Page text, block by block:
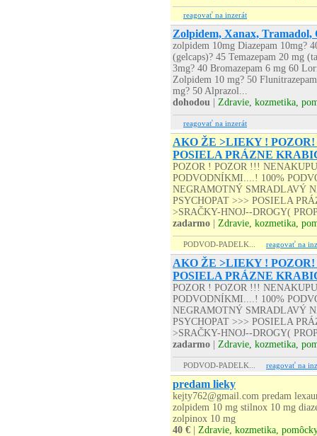
reagovať na inzerát
Zolpidem, Xanax, Tramadol,
zolpidem 10mg Diazepam 10mg?
(gelcaps)? 45 Temazepam 20 mg
3mg? 40 Bromazepam 6 mg 60
Zolpidem 10 mg? 50
mg? 50 Alprazol...
dohodou
Zdravie, kozmetika,
reagovať na inzerát
AKO ŽE >LIEKY !
POSIELA PRÁZNE
POZOR ! POZOR !!!
PODVODNÍKMI....! 100%
NEGRAMOTNÝ SMRADLAVÝ
PSYCHOPAT >>> POSIELA
>SRAČKY-HNOJ--DROGY(
zadarmo
Zdravie, kozmetika,
PODVOD-PADELK... reagovať na
AKO ŽE >LIEKY !
POSIELA PRÁZNE
POZOR ! POZOR !!!
PODVODNÍKMI....! 100%
NEGRAMOTNÝ SMRADLAVÝ
PSYCHOPAT >>> POSIELA
>SRAČKY-HNOJ--DROGY(
zadarmo
Zdravie, kozmetika,
PODVOD-PADELK... reagovať na
predam lieky
kejty762@gmail.com predam
zolpidem 10 mg stilnox 10 mg
zolpinox 10 mg
40 €
Zdravie, kozmetika,